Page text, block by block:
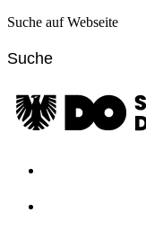
Suche auf Webseite